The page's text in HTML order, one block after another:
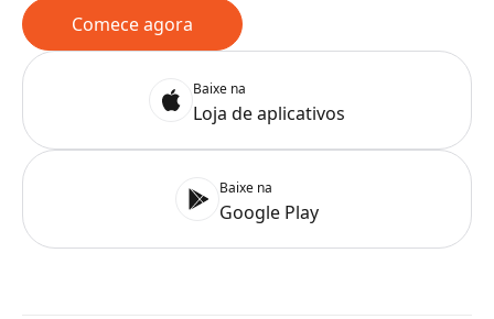
Baixe na
Loja de aplicativos
Baixe na
Google Play
Comece agora